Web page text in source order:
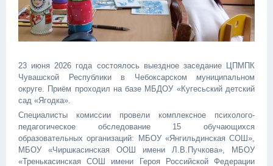
23 июня 2026 года состоялось выездное заседание ЦПМПК
Чувашской Республики в Чебоксарском муниципальном
округе. Приём проходил на базе МБДОУ «Кугесьский детский
сад «Ягодка».
Специалисты комиссии провели комплексное психолого-
педагогическое обследование 15 обучающихся
образовательных организаций: МБОУ «Янгильдинская СОШ»,
МБОУ «Чиршкасинская ООШ имени Л.В.Пучкова», МБОУ
«Тренькасинская СОШ имени Героя Российской Федерации